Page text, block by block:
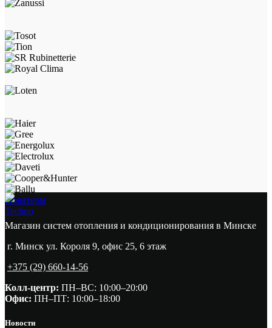
Новатерм
Techno
Магазин систем отопления и кондиционирования в Минске
г. Минск ул. Короля 9, офис 25, 6 этаж
+375 (29) 660-14-56
Колл-центр: ПН–ВС: 10:00–20:00​
Офис: ПН–ПТ: 10:00–18:00
Новости